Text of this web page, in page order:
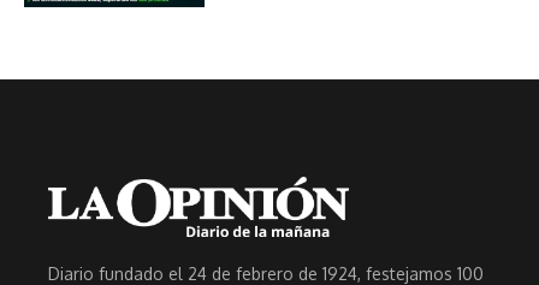
Diario fundado el 24 de febrero de 1924, festejamos 100